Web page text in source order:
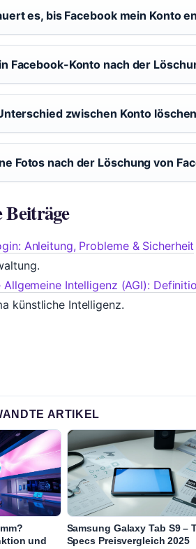
es, bis Facebook mein Konto
Facebook-Konto nach der
zwischen Konto
Fotos nach der Löschung von
Anleitung, Probleme & Sicherheit
Allgemeine Intelligenz (AGI):
künstliche Intelligenz.
ARTIKEL
und
Samsung Galaxy Tab S9 –
Specs Preisvergleich 2025